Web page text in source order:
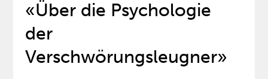
«Über die Psychologie
der
Verschwörungsleugner»